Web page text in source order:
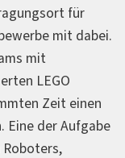
für
mit dabei.
mit
LEGO
Zeit einen
Eine der Aufgabe